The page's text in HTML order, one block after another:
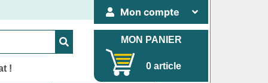
Mon compte
!
MON PANIER
0 article